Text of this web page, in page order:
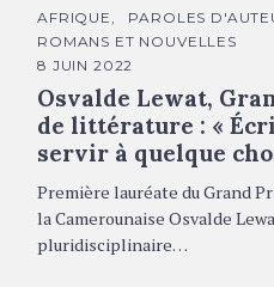
C
T
É
O
R
I
S
AFRIQUE
PAROLES
ROMANS ET NOUVELLES
8 JUIN 2022
Osvalde Lewat,
de littérature : «
servir à quelque
Première lauréate du Grand
la Camerounaise Osvalde
pluridisciplinaire…